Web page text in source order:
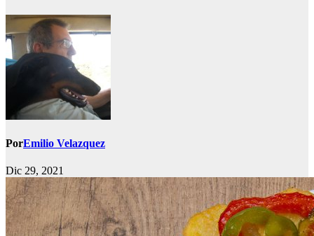
PorEmilio Velazquez
Dic 29, 2021